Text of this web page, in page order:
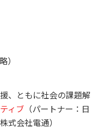
）
、ともに社会の課題解
ィブ （パートナー：日
式会社電通）